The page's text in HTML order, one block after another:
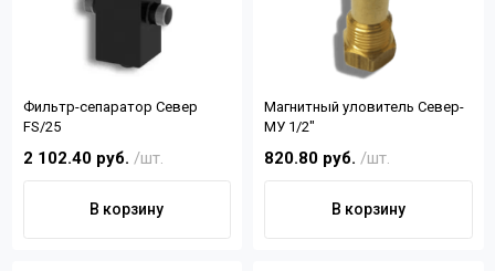
О компании
Партнеры
Фильтр-сепаратор Север
FS/25
2 102.40 руб. /шт.
В корзину
Магнитный уловитель Север-
МУ 1/2"
820.80 руб. /шт.
В корзину